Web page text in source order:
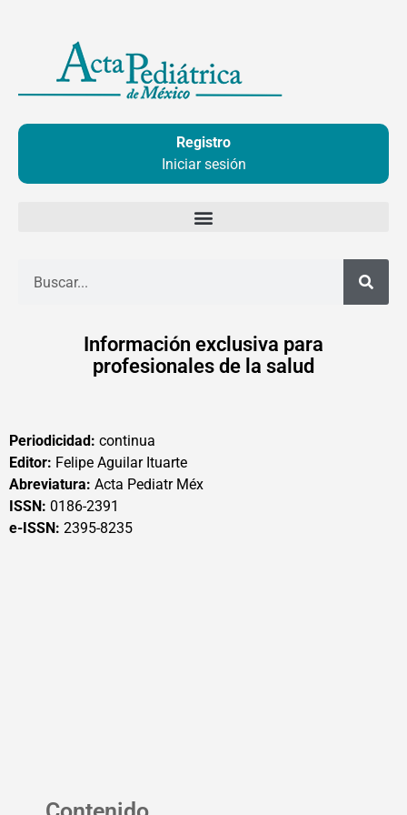
contenido
Registro
Iniciar sesión
Información exclusiva para
profesionales de la salud
Periodicidad: continua
Editor: Felipe Aguilar Ituarte
Abreviatura: Acta Pediatr Méx
ISSN: 0186-2391
e-ISSN: 2395-8235